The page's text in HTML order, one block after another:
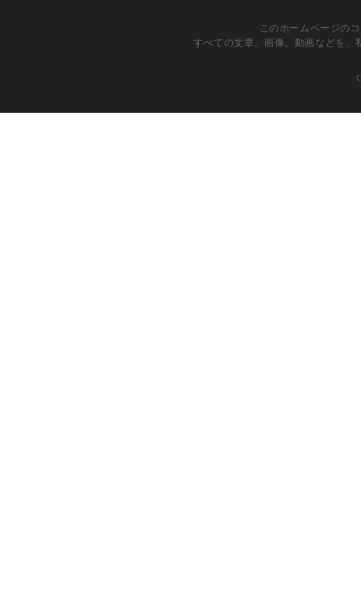
このホームページの
すべての文章、画像、動画などを